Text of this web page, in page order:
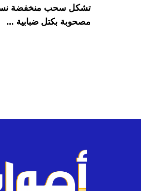
تشكل سحب منخفضة نسبيا
مصحوبة بكتل ضبابية ...